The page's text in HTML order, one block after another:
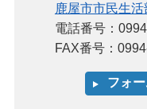
鹿屋市市民生
電話番号：
FAX番号：